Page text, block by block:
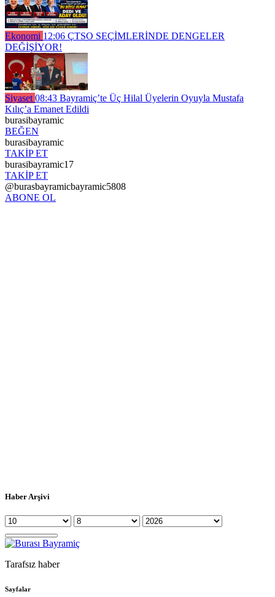
Ekonomi 12:06 ÇTSO SEÇİMLERİNDE DENGELER
DEĞİŞİYOR!
Siyaset 08:43 Bayramiç’te Üç Hilal Üyelerin Oyuyla Mustafa
Kılıç’a Emanet Edildi
burasibayramic
BEĞEN
burasibayramic
TAKİP ET
burasibayramic17
TAKİP ET
@burasbayramicbayramic5808
ABONE OL
Haber Arşivi
Tarafsız haber
Sayfalar